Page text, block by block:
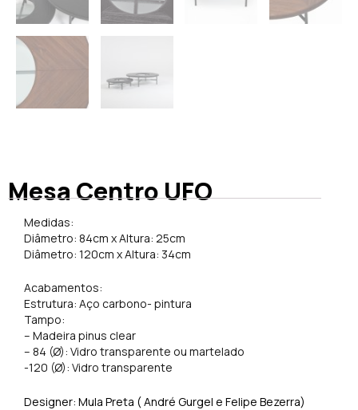
Mesa Centro UFO
Medidas:
Diâmetro: 84cm x Altura: 25cm
Diâmetro: 120cm x Altura: 34cm
Acabamentos:
Estrutura: Aço carbono- pintura
Tampo:
– Madeira pinus clear
– 84 (Ø): Vidro transparente ou martelado
-120 (Ø): Vidro transparente
Designer: Mula Preta ( André Gurgel e Felipe Bezerra)